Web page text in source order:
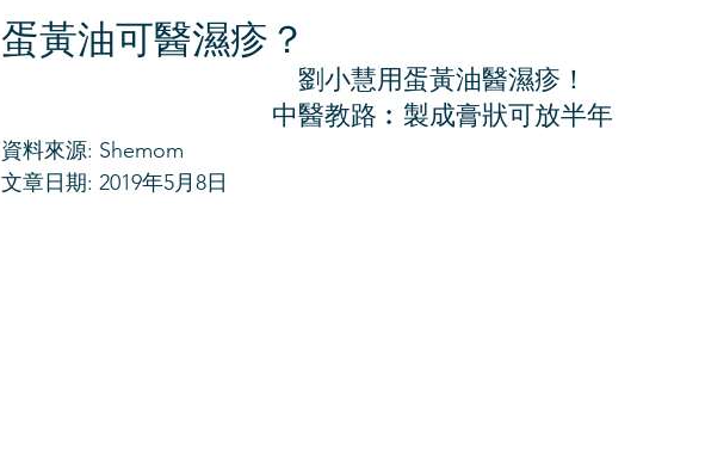
蛋黃油可醫濕疹？
劉小慧用蛋黃油醫濕疹！
中醫教路︰製成膏狀可放半年
資料來源: Shemom
文章日期: 2019年5月8日